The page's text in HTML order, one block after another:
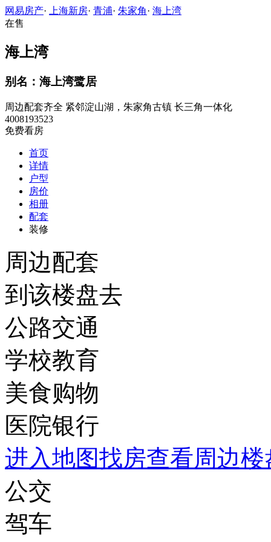
网易房产· 上海新房· 青浦· 朱家角· 海上湾
在售
海上湾
别名：海上湾鹭居
周边配套齐全 紧邻淀山湖，朱家角古镇 长三角一体化
4008193523
免费看房
首页
详情
户型
房价
相册
配套
装修
周边配套
到该楼盘去
公路交通
学校教育
美食购物
医院银行
进入地图找房查看周边楼
公交
驾车